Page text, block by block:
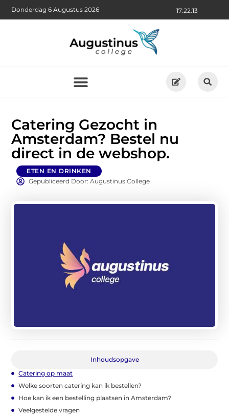
17:22:14
Donderdag 6 Augustus 2026
Catering Gezocht in
Amsterdam? Bestel nu
direct in de webshop.
ETEN EN DRINKEN
Gepubliceerd Door: Augustinus College
Inhoudsopgave
Catering op maat
Welke soorten catering kan ik bestellen?
Hoe kan ik een bestelling plaatsen in Amsterdam?
Veelgestelde vragen